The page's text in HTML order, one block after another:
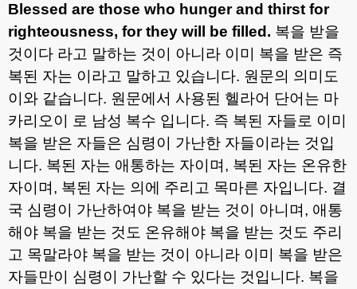
Blessed are those who hunger and thirst for
righteousness, for they will be filled. 복을 받을
것이다 라고 말하는 것이 아니라 이미 복을 받은 즉
복된 자는 이라고 말하고 있습니다. 원문의 의미도
이와 같습니다. 원문에서 사용된 헬라어 단어는 마
카리오이 로 남성 복수 입니다. 즉 복된 자들로 이미
복을 받은 자들은 심령이 가난한 자들이라는 것입
니다. 복된 자는 애통하는 자이며 , 복된 자는 온유한
자이며 , 복된 자는 의에 주리고 목마른 자입니다. 결
국 심령이 가난하여야 복을 받는 것이 아니며 , 애통
해야 복을 받는 것도 온유해야 복을 받는 것도 주리
고 목말라야 복을 받는 것이 아니라 이미 복을 받은
자들만이 심령이 가난할 수 있다는 것입니다. 복을